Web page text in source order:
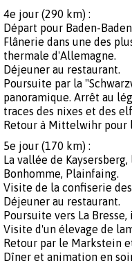
4e jour (290 km) :
Départ pour Baden-
Flânerie dans une des
thermale d'Allemagne.
Déjeuner au restaurant.
Poursuite par la
panoramique. Arrêt au
traces des nixes et des
Retour à Mittelwihr pour
5e jour (170 km) :
La vallée de
Bonhomme, Plainfaing.
Visite de la confiserie
Déjeuner au restaurant.
Poursuite vers La
Visite d'un élevage de
Retour par le Markstein
Dîner et animation en